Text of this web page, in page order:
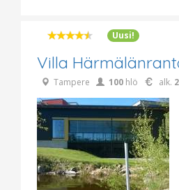
Uusi!
Villa
Tampere 100 hlö alk.